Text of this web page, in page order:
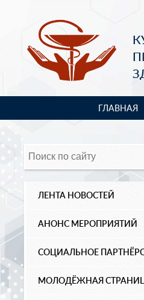
ГЛАВНАЯ
ЛЕНТА НОВОСТЕЙ
АНОНС МЕРОПРИЯТИЙ
СОЦИАЛЬНОЕ
МОЛОДЁЖНАЯ